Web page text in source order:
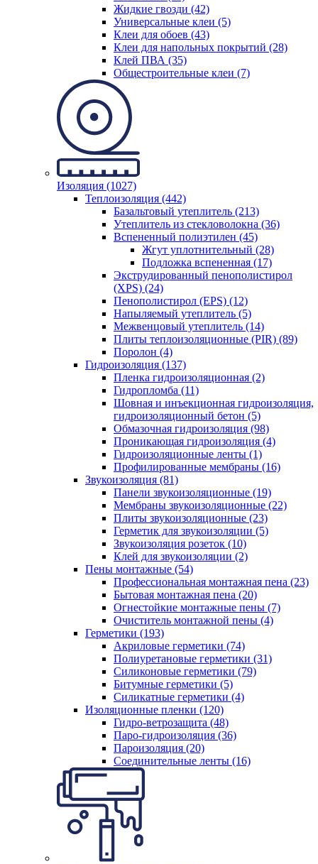
Жидкие гвозди (42)
Универсальные клеи (5)
Клеи для обоев (43)
Клеи для напольных покрытий (28)
Клей ПВА (35)
Общестроительные клеи (7)
Изоляция (1027)
Теплоизоляция (442)
Базальтовый утеплитель (213)
Утеплитель из стекловолокна (36)
Вспененный полиэтилен (45)
Жгут уплотнительный (28)
Подложка вспененная (17)
Экструдированный пенополистирол
(XPS) (24)
Пенополистирол (EPS) (12)
Напыляемый утеплитель (5)
Межвенцовый утеплитель (14)
Плиты теплоизоляционные (PIR) (89)
Поролон (4)
Гидроизоляция (137)
Пленка гидроизоляционная (2)
Гидропломба (11)
Шовная и инъекционная гидроизоляция,
гидроизоляционный бетон (5)
Обмазочная гидроизоляция (98)
Проникающая гидроизоляция (4)
Гидроизоляционные ленты (1)
Профилированные мембраны (16)
Звукоизоляция (81)
Панели звукоизоляционные (19)
Мембраны звукоизоляционные (22)
Плиты звукоизоляционные (23)
Герметик для звукоизоляции (5)
Звукоизоляция розеток (10)
Клей для звукоизоляции (2)
Пены монтажные (54)
Профессиональная монтажная пена (23)
Бытовая монтажная пена (20)
Огнестойкие монтажные пены (7)
Очиститель монтажной пены (4)
Герметики (193)
Акриловые герметики (74)
Полиуретановые герметики (31)
Силиконовые герметики (79)
Битумные герметики (5)
Силикатные герметики (4)
Изоляционные пленки (120)
Гидро-ветрозащита (48)
Паро-гидроизоляция (36)
Пароизоляция (20)
Соединительные ленты (16)